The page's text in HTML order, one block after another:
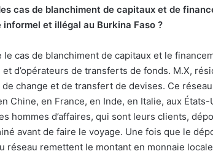
cas de blanchiment de capitaux et de
et illégal au Burkina Faso ?
le cas de blanchiment de capitaux et le
d’opérateurs de transferts de fonds. M.X,
de change et de transfert de devises. Ce
Chine, en France, en Inde, en Italie, aux États-
hommes d’affaires, qui sont leurs clients,
avant de faire le voyage. Une fois que le
réseau remettent le montant en monnaie